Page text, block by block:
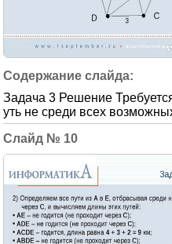
Задача 3 Решение
уть не среди всех
10